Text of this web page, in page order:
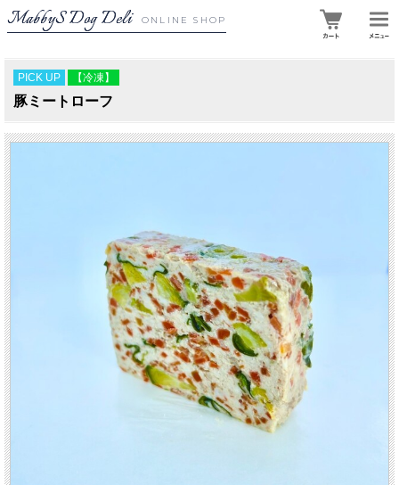
MabbyS Dog Deli ONLINE SHOP
PICK UP 【冷凍】
豚ミートローフ